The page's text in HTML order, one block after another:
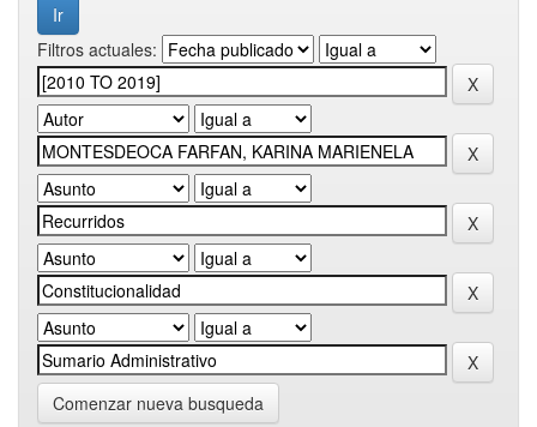
Filtros actuales:
Comenzar nueva busqueda